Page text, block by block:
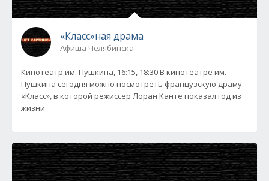
«Класс»ная драма
Афиша Челябинска
Кинотеатр им. Пушкина, 16:15, 18:30 В кинотеатре им.
Пушкина сегодня можно посмотреть французскую драму
«Класс», в которой режиссер Лоран Канте показал год из
жизни